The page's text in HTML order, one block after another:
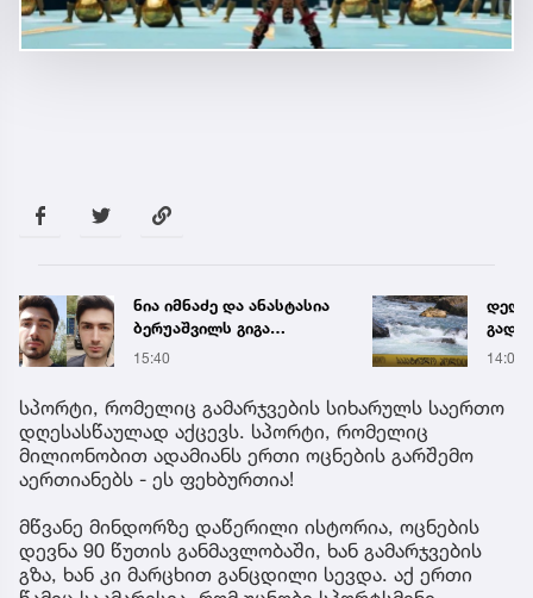
დედას, რომელიც შვილის
გადარჩენის
მცდელობისას, დინებამ
დრომდე ეძებენ
14:02 16
სპორტი, რომელიც გამარჯვების სიხარულს საერთო
დღესასწაულად აქცევს. სპორტი, რომელიც
მილიონობით ადამიანს ერთი ოცნების გარშემო
აერთიანებს - ეს ფეხბურთია!
მწვანე მინდორზე დაწერილი ისტორია, ოცნების
დევნა 90 წუთის განმავლობაში, ხან გამარჯვების
გზა, ხან კი მარცხით განცდილი სევდა. აქ ერთი